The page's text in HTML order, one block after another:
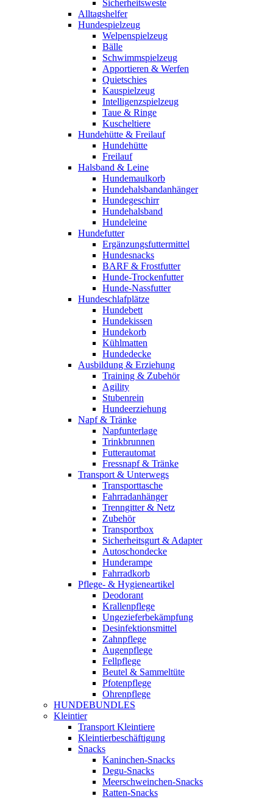
Sicherheitsweste
Alltagshelfer
Hundespielzeug
Welpenspielzeug
Bälle
Schwimmspielzeug
Apportieren & Werfen
Quietschies
Kauspielzeug
Intelligenzspielzeug
Taue & Ringe
Kuscheltiere
Hundehütte & Freilauf
Hundehütte
Freilauf
Halsband & Leine
Hundemaulkorb
Hundehalsbandanhänger
Hundegeschirr
Hundehalsband
Hundeleine
Hundefutter
Ergänzungsfuttermittel
Hundesnacks
BARF & Frostfutter
Hunde-Trockenfutter
Hunde-Nassfutter
Hundeschlafplätze
Hundebett
Hundekissen
Hundekorb
Kühlmatten
Hundedecke
Ausbildung & Erziehung
Training & Zubehör
Agility
Stubenrein
Hundeerziehung
Napf & Tränke
Napfunterlage
Trinkbrunnen
Futterautomat
Fressnapf & Tränke
Transport & Unterwegs
Transporttasche
Fahrradanhänger
Trenngitter & Netz
Zubehör
Transportbox
Sicherheitsgurt & Adapter
Autoschondecke
Hunderampe
Fahrradkorb
Pflege- & Hygieneartikel
Deodorant
Krallenpflege
Ungezieferbekämpfung
Desinfektionsmittel
Zahnpflege
Augenpflege
Fellpflege
Beutel & Sammeltüte
Pfotenpflege
Ohrenpflege
HUNDEBUNDLES
Kleintier
Transport Kleintiere
Kleintierbeschäftigung
Snacks
Kaninchen-Snacks
Degu-Snacks
Meerschweinchen-Snacks
Ratten-Snacks